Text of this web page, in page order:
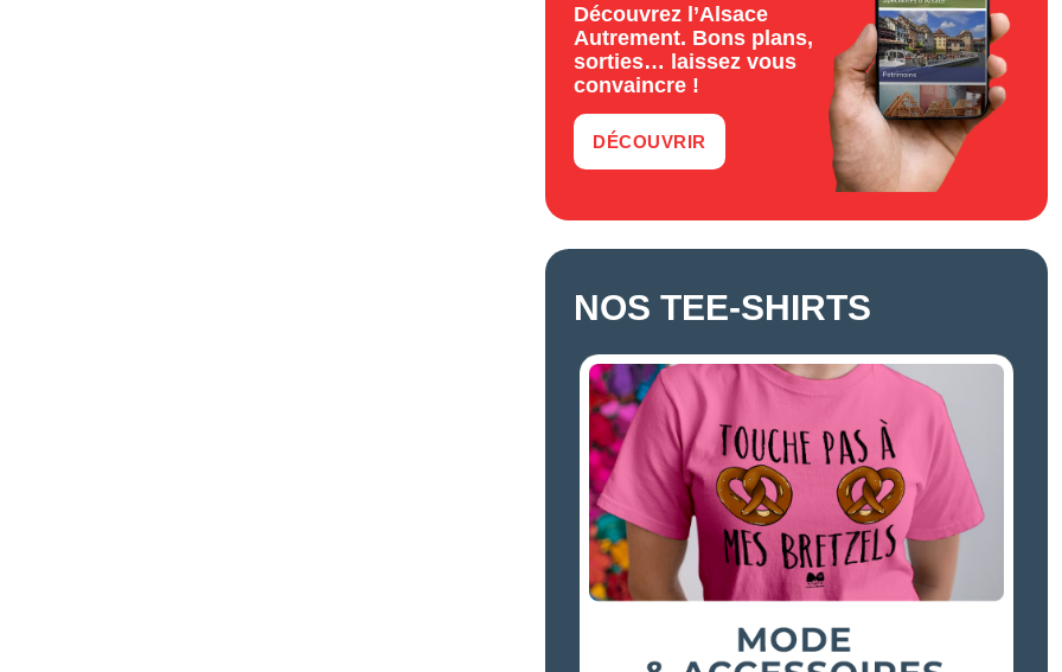
Découvrez l’Alsace
Autrement. Bons plans,
sorties… laissez vous
convaincre !
DÉCOUVRIR
NOS TEE-SHIRTS